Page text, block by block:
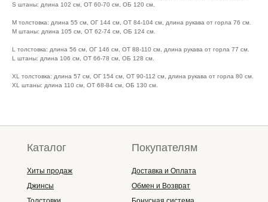
S штаны: длина 102 см, ОТ 60-70 см, ОБ 120 см.
M толстовка: длина 55 см, ОГ 144 см, ОТ 84-104 см, длина рукава от горла 76 см.
M штаны: длина 105 см, ОТ 62-74 см, ОБ 124 см.
L толстовка: длина 56 см, ОГ 146 см, ОТ 88-110 см, длина рукава от горла 77 см.
L штаны: длина 106 см, ОТ 66-78 см, ОБ 128 см.
XL толстовка: длина 57 см, ОГ 154 см, ОТ 90-112 см, длина рукава от горла 80 см.
XL штаны: длина 110 см, ОТ 68-84 см, ОБ 130 см.
Каталог
Хиты продаж
Джинсы
Доставка и Оплата
Обмен и Возврат
Покупателям